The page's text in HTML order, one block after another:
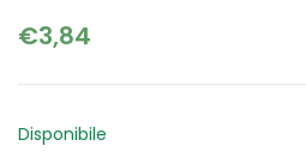
€3,84
Disponibile